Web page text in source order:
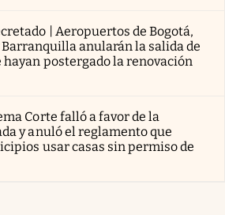
| Aeropuertos de Bogotá,
anularán la salida de
hayan postergado la renovación
Corte falló a favor de la
y anuló el reglamento que
usar casas sin permiso de